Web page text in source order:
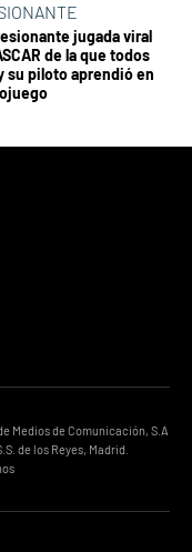
jugada viral
de la que todos
su piloto aprendió en
Medios de Comunicación, S.A
de los Reyes, Madrid.